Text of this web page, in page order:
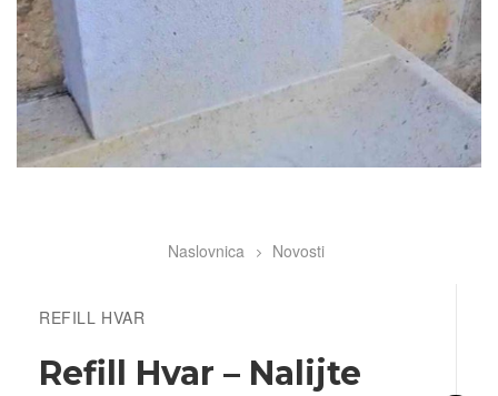
BreadcrumbNaslovnica Novosti
REFILL HVAR
Refill Hvar – Nalijte